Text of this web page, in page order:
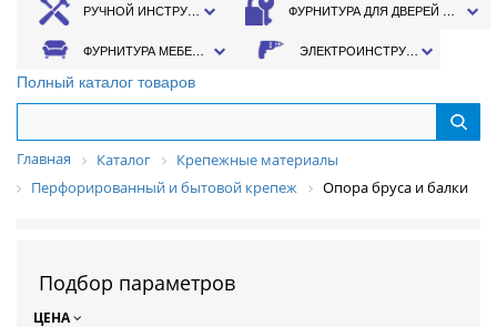
РУЧНОЙ ИНСТРУМЕНТ ФУРНИТУРА ДЛЯ ДВЕРЕЙ И ОКОН
ФУРНИТУРА МЕБЕЛЬНАЯ ЭЛЕКТРОИНСТРУМЕНТ
Полный каталог товаров
Главная Каталог
Крепежные материалы
Перфорированный и бытовой крепеж
Опора бруса и балки
Подбор параметров
ЦЕНА